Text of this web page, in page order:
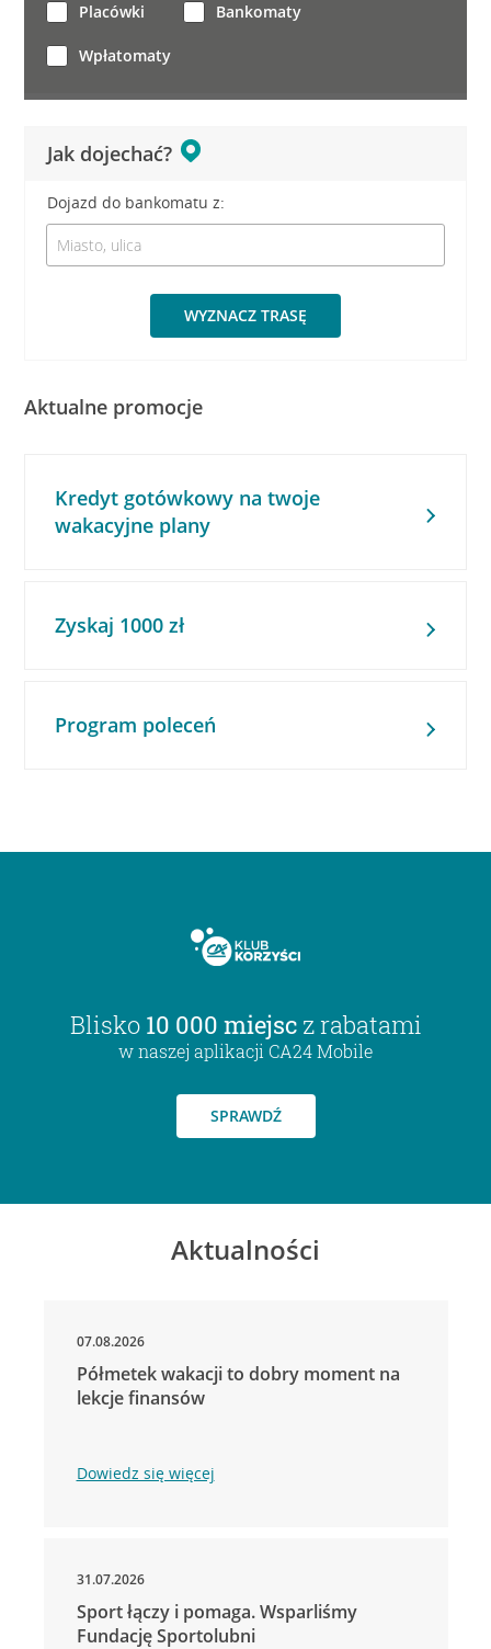
Jak dojechać?
Dojazd do bankomatu z:
WYZNACZ TRASĘ
Placówki Bankomaty
Wpłatomaty
Aktualne promocje
Kredyt gotówkowy na twoje
wakacyjne plany
Zyskaj 1000 zł
Program poleceń
Blisko 10 000 miejsc z rabatami
w naszej aplikacji CA24 Mobile
SPRAWDŹ
Aktualności
07.08.2026
Półmetek wakacji to dobry moment na
lekcje finansów
Dowiedz się więcej
31.07.2026
Sport łączy i pomaga. Wsparliśmy
Fundację Sportolubni